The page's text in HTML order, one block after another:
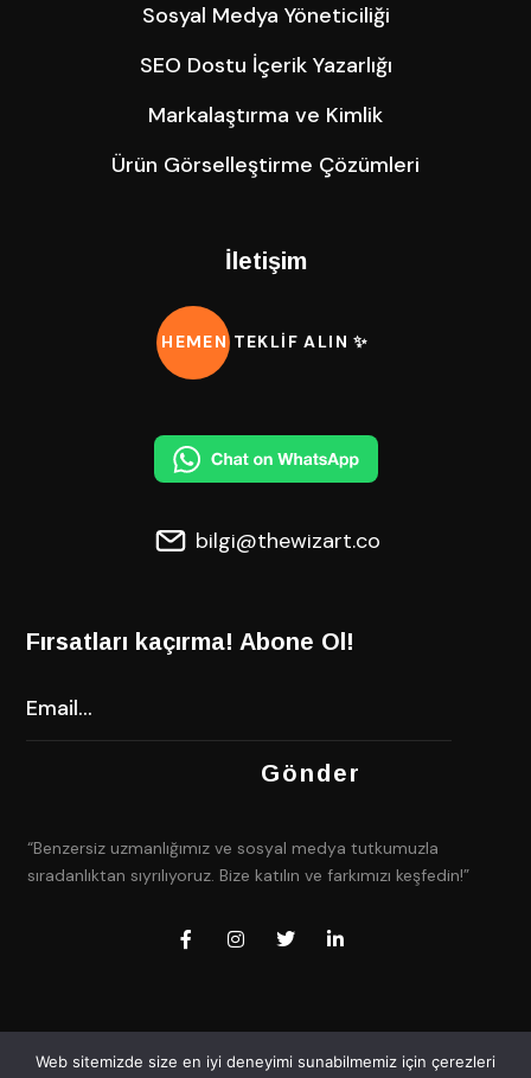
Sosyal Medya Yöneticiliği
SEO Dostu İçerik Yazarlığı
Markalaştırma ve Kimlik
Ürün Görselleştirme Çözümleri
İletişim
HEMEN TEKLİF ALIN ✨
bilgi@thewizart.co
Fırsatları kaçırma! Abone Ol!
“Benzersiz uzmanlığımız ve sosyal medya tutkumuzla
sıradanlıktan sıyrılıyoruz. Bize katılın ve farkımızı keşfedin!”
Web sitemizde size en iyi deneyimi sunabilmemiz için çerezleri